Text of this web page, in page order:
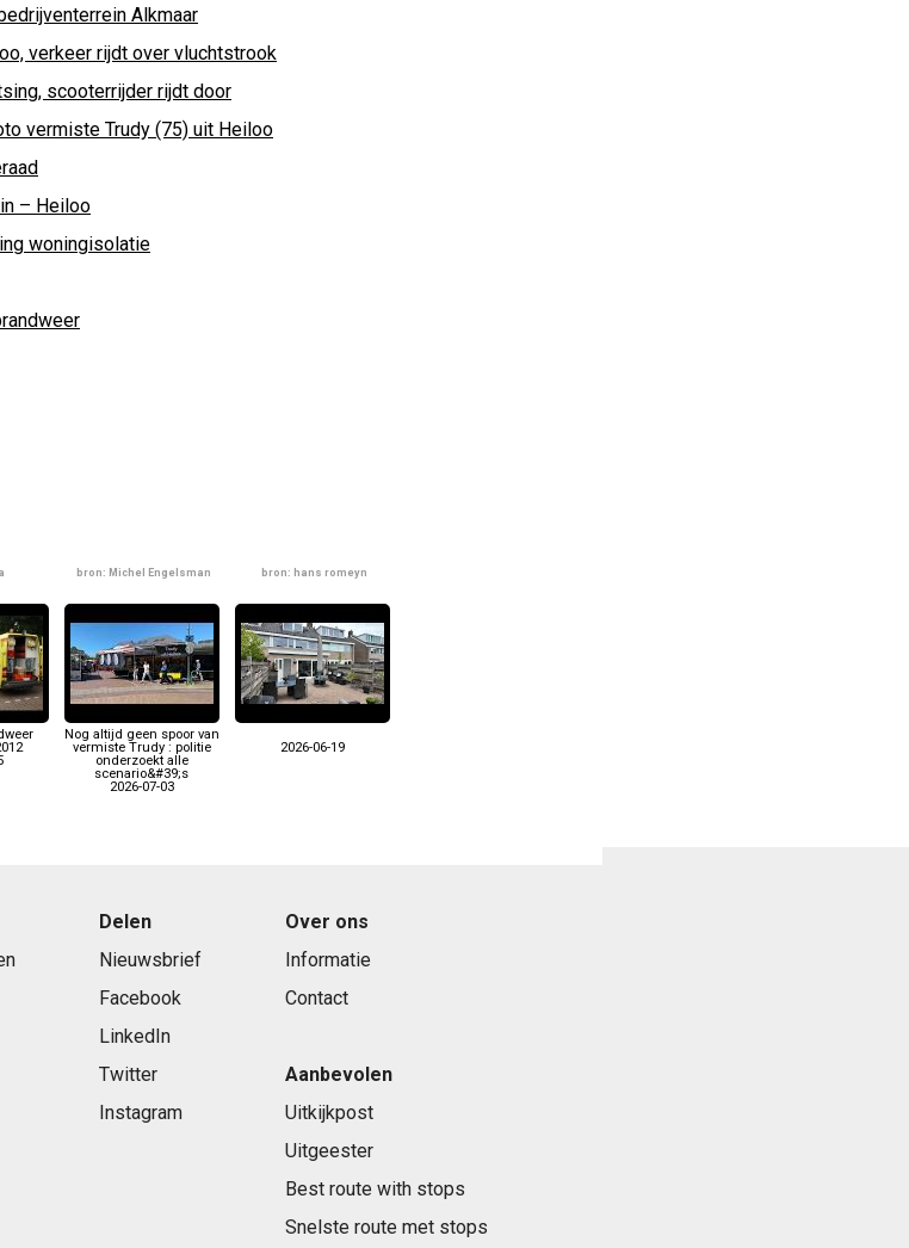
Alkmaar
verkeer rijdt over vluchtstrook
scooterrijder rijdt door
vermiste Trudy (75) uit Heiloo
– Heiloo
woningisolatie
bron: Michel Engelsman bron: hans romeyn
Nog altijd geen spoor van
vermiste Trudy : politie
onderzoekt alle
scenario&#39;s
2026-07-03
2026-06-19
Delen
Nieuwsbrief
Facebook
LinkedIn
Twitter
Instagram
Over ons
Informatie
Contact
Aanbevolen
Uitkijkpost
Uitgeester
Best route with stops
Snelste route met stops